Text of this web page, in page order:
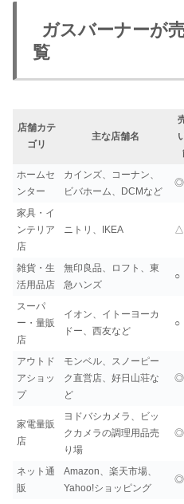
ガスバーナーが
覧
店舗カテ
ゴリ
主な店舗名
ホームセ
ンター
カインズ、コーナン、
ビバホーム、DCMなど
◎
家具・イ
ンテリア
店
ニトリ、IKEA △
雑貨・生
活用品店
無印良品、ロフト、東
急ハンズ
○
スーパ
ー・量販
店
イオン、イトーヨーカ
ドー、西友など
○
アウトド
アショッ
プ
モンベル、スノーピー
ク直営店、好日山荘な
ど
◎
家電量販
店
ヨドバシカメラ、ビッ
クカメラの調理用品売
り場
◎
ネット通
販
Amazon、楽天市場、
Yahoo!ショッピング
◎